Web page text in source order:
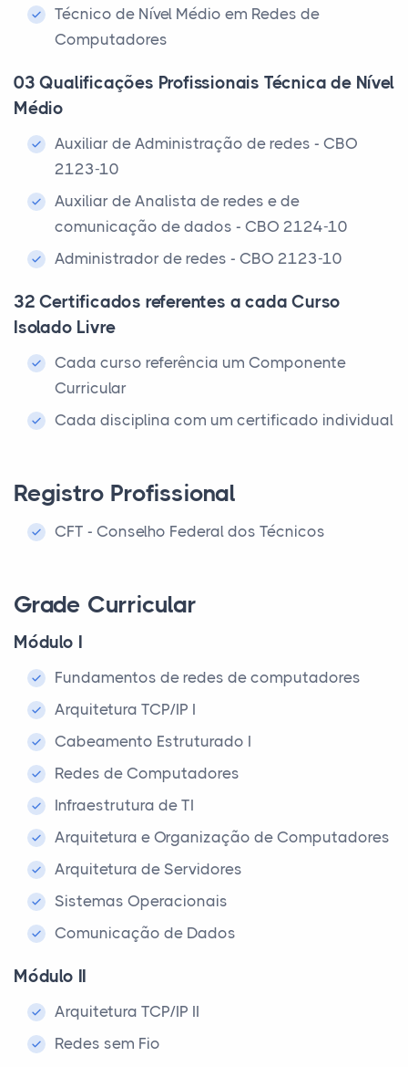
Técnico de Nível Médio em Redes de
Computadores
03 Qualificações Profissionais Técnica de Nível
Médio
Auxiliar de Administração de redes - CBO
2123-10
Auxiliar de Analista de redes e de
comunicação de dados - CBO 2124-10
Administrador de redes - CBO 2123-10
32 Certificados referentes a cada Curso
Isolado Livre
Cada curso referência um Componente
Curricular
Cada disciplina com um certificado individual
Registro Profissional
CFT - Conselho Federal dos Técnicos
Grade Curricular
Módulo I
Fundamentos de redes de computadores
Arquitetura TCP/IP I
Cabeamento Estruturado I
Redes de Computadores
Infraestrutura de TI
Arquitetura e Organização de Computadores
Arquitetura de Servidores
Sistemas Operacionais
Comunicação de Dados
Módulo II
Arquitetura TCP/IP II
Redes sem Fio